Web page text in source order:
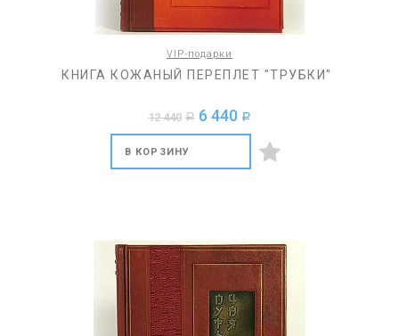
VIP-подарки
КНИГА КОЖАНЫЙ ПЕРЕПЛЕТ "ТРУБКИ"
12 440 a 6 440 a
В КОРЗИНУ